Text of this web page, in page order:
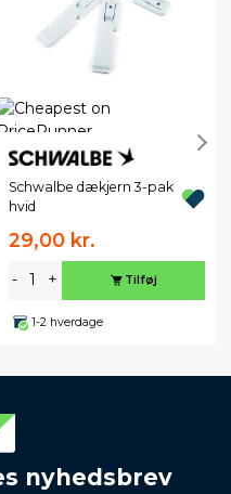
Schwalbe dækjern 3-pak
hvid
29,00 kr.
- + Tilføj
1-2 hverdage
nyhedsbrev